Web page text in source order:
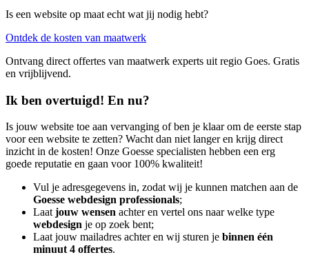
Is een website op maat echt wat jij nodig hebt?
Ontdek de kosten van maatwerk
Ontvang direct offertes van maatwerk experts uit regio Goes. Gratis
en vrijblijvend.
Ik ben overtuigd! En nu?
Is jouw website toe aan vervanging of ben je klaar om de eerste stap
voor een website te zetten? Wacht dan niet langer en krijg direct
inzicht in de kosten! Onze Goesse specialisten hebben een erg
goede reputatie en gaan voor 100% kwaliteit!
Vul je adresgegevens in, zodat wij je kunnen matchen aan de
Goesse webdesign professionals;
Laat jouw wensen achter en vertel ons naar welke type
webdesign je op zoek bent;
Laat jouw mailadres achter en wij sturen je binnen één
minuut 4 offertes.